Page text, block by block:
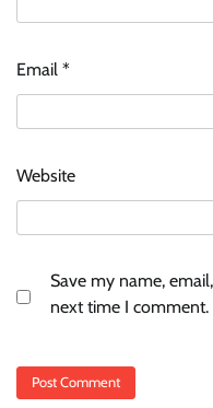
Email *
Website
Save my name,
next time I comment.